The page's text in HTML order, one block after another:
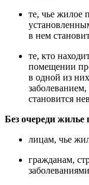
те, чье жилое
в нем
те, кто
помещении
в одной из
становится
Без очереди жилье
лицам, чье
гражданам,